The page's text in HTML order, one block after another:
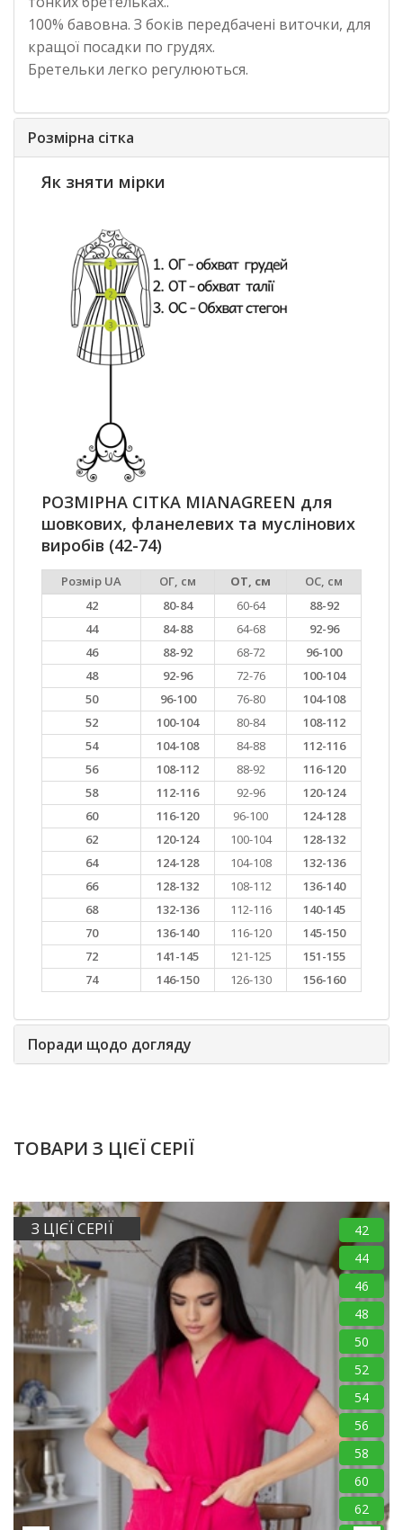
100% бавовна. З боків передбачені виточки, для
кращої посадки по грудях.
Бретельки легко регулюються.
Розмірна сітка
Як зняти мірки
РОЗМІРНА СІТКА MIANAGREEN для
шовкових, фланелевих та муслінових
виробів (42-74)
Розмір UA ОГ, см ОТ, см
ОС, см
42
80-84 60-64
88-92
44
84-88 64-68
92-96
46
88-92 68-72
96-100
48
92-96 72-76
100-104
50
96-100 76-80
104-108
52
100-104 80-84
108-112
54
104-108 84-88
112-116
56
108-112 88-92
116-120
58
112-116 92-96
120-124
60
116-120 96-100
124-128
62
120-124 100-104
128-132
64
124-128 104-108
132-136
66
128-132 108-112
136-140
68
132-136 112-116
140-145
70
136-140 116-120
145-150
72
141-145 121-125
151-155
74
146-150 126-130 156-160
Поради щодо догляду
ТОВАРИ З ЦІЄЇ СЕРІЇ
З ЦІЄЇ СЕРІЇ
42
44
46
48
50
52
54
56
58
60
62